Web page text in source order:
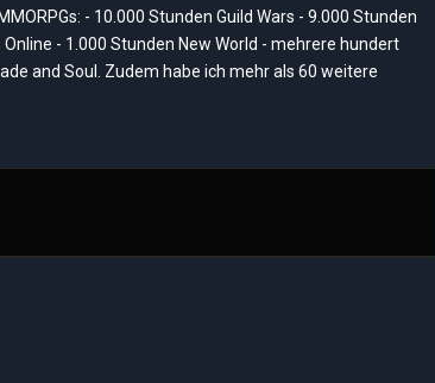
- 10.000 Stunden Guild Wars - 9.000 Stunden
- 1.000 Stunden New World - mehrere hundert
and Soul. Zudem habe ich mehr als 60 weitere